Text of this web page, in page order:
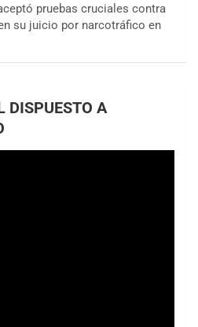
pruebas cruciales contra
su juicio por narcotráfico en
DISPUESTO A